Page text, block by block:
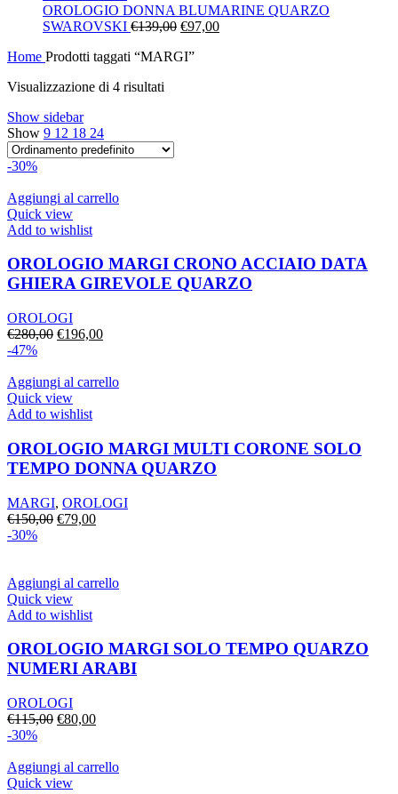
era:
€130,00.
è:
OROLOGIO DONNA BLUMARINE QUARZO
SWAROVSKI €139,00 Il
originale
€97,00Il
Home Prodotti taggati “MARGI”
Visualizzazione di 4 risultati
Show sidebar
Show 9 12 18 24
-30%
Aggiungi al carrello
Quick view
Add to wishlist
OROLOGIO MARGI CRONO ACCIAIO DATA
GHIERA GIREVOLE QUARZO
OROLOGI
€280,00 Il
era:
€280,00.
€196,00Il
è:
-47%
Aggiungi al carrello
Quick view
Add to wishlist
OROLOGIO MARGI MULTI CORONE SOLO
TEMPO DONNA QUARZO
MARGI, OROLOGI
€150,00 Il
€150,00.
€79,00Il
€79,00.
-30%
Aggiungi al carrello
Quick view
Add to wishlist
OROLOGIO MARGI SOLO TEMPO QUARZO
NUMERI ARABI
OROLOGI
€115,00 Il
era:
€115,00.
€80,00Il
è:
-30%
Aggiungi al carrello
Quick view